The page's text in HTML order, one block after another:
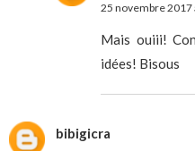
25 novembre 2017
Mais ouiii!
idées! Bisous
bibigicra